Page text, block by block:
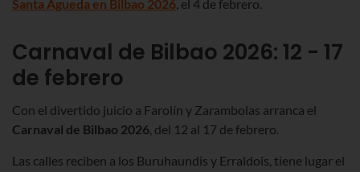
Santa Águeda en Bilbao 2026, el 4 de febrero.
Carnaval de Bilbao 2026: 12 - 17
de febrero
Con el divertido juicio a Farolín y Zarambolas arranca el
Carnaval de Bilbao 2026, del 12 al 17 de febrero.
Las calles reciben a los Buruhaundis y Erraldois, tiene lugar el